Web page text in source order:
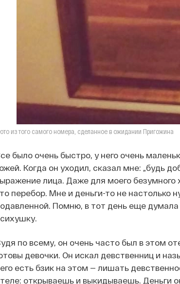
из того самого номера, сделанное в ожидании Пригожина
было очень быстро, у него очень
Когда он уходил, сказал мне: „будь
лица. Даже для моего безумного
перебор. Мне и деньги-то не
Помню, в тот день еще
по всему, он очень часто был в этом
девочки. Он искал девственниц и
есть бзик на этом — лишать
открываешь и выкидываешь. Деньги